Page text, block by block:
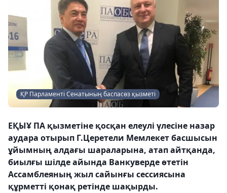
ҚР Парламенті Сенатының баспасөз қызметі
ЕҚЫҰ ПА қызметіне қосқан елеулі үлесіне назар
аудара отырып Г.Церетели Мемлекет басшысын
ұйымның алдағы шараларына, атап айтқанда,
биылғы шілде айында Ванкуверде өтетін
Ассамблеяның жыл сайынғы сессиясына
құрметті қонақ ретінде шақырды.